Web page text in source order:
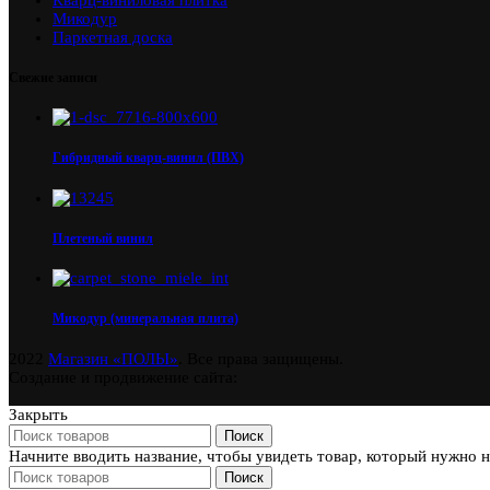
Микодур
Паркетная доска
Гибридный кварц-винил (ПВХ)
Плетеный винил
Микодур (минеральная плита)
Магазин «ПОЛЫ»
Закрыть
Поиск
Начните вводить название, чтобы увидеть товар, который нужно
Поиск